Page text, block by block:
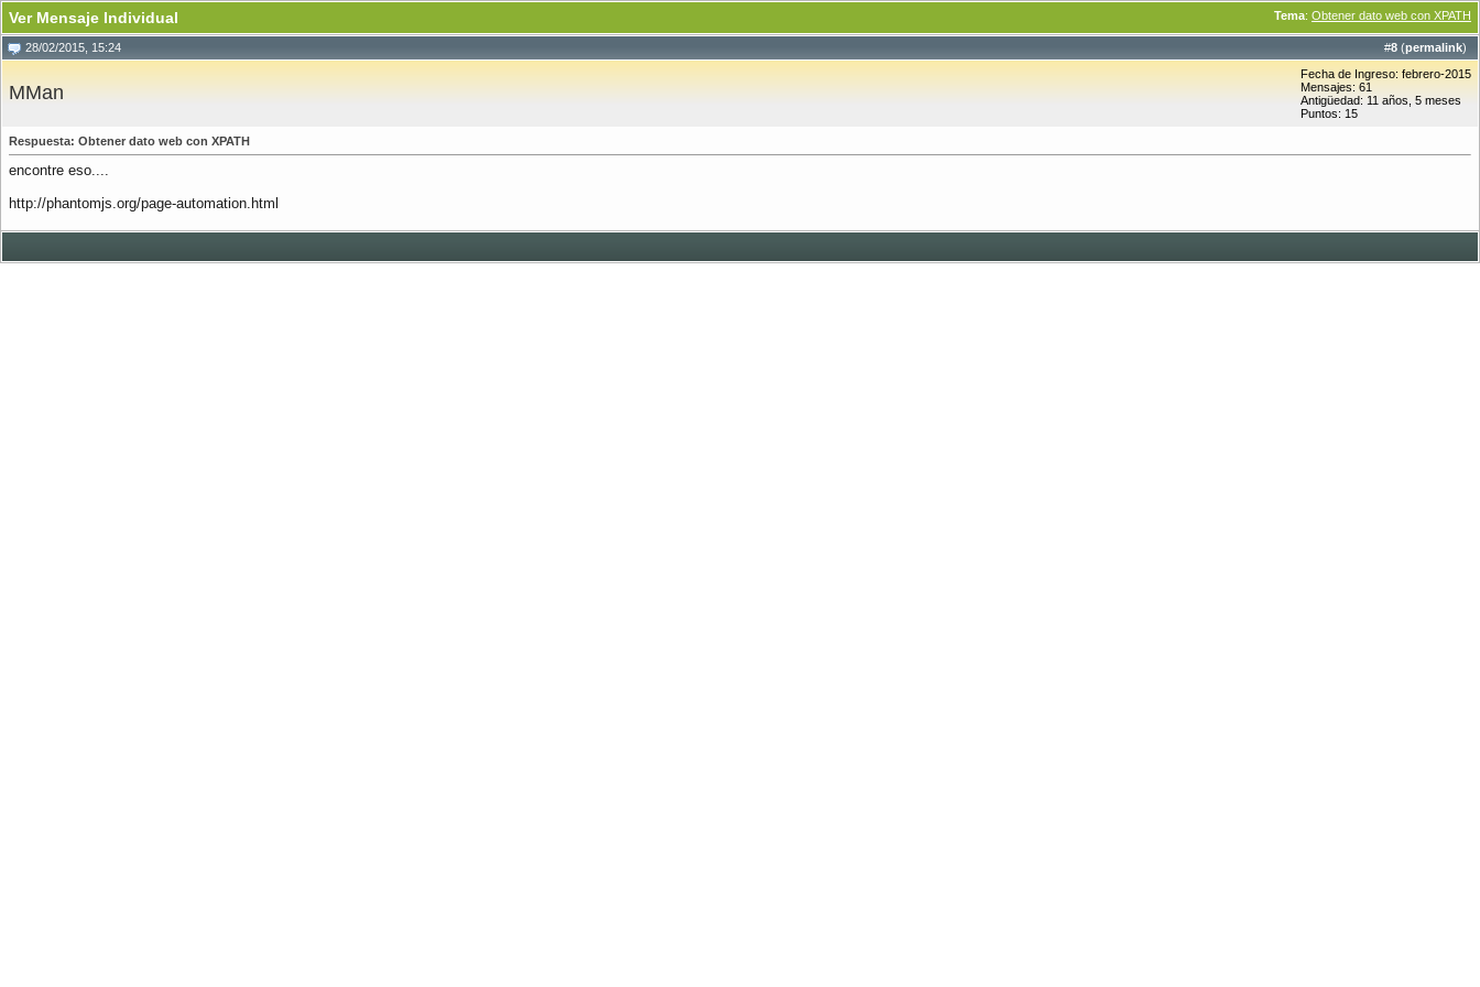
Tema: Obtener dato web con XPATH
Ver Mensaje Individual
#8 (permalink)
28/02/2015, 15:24
MMan
Fecha de Ingreso: febrero-2015
Mensajes: 61
Antigüedad: 11 años, 5 meses
Puntos: 15
Respuesta: Obtener dato web con XPATH
encontre eso....
http://phantomjs.org/page-automation.html